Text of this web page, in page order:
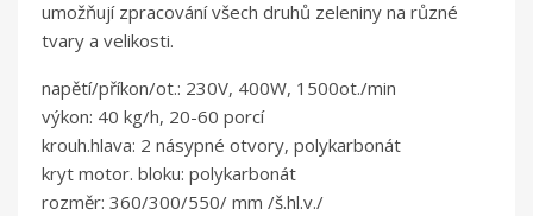
umožňují zpracování všech druhů zeleniny na různé
tvary a velikosti.
napětí/příkon/ot.: 230V, 400W, 1500ot./min
výkon: 40 kg/h, 20-60 porcí
krouh.hlava: 2 násypné otvory, polykarbonát
kryt motor. bloku: polykarbonát
rozměr: 360/300/550/ mm /š.hl.v./